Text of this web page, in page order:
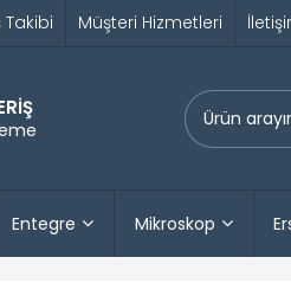
Takibi Müşteri Hizmetleri
Entegre Mikroskop